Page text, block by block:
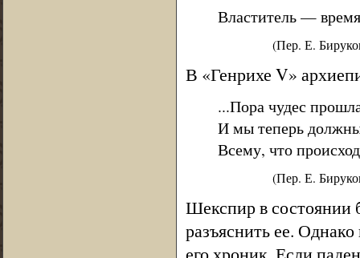
Властитель —
(Пер. Е.
В «Генрихе V»
...Пора чудес
И мы теперь
Всему, что
(Пер. Е.
Шекспир в состоянии
разъяснить ее.